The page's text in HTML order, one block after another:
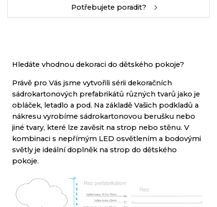
Potřebujete poradit?
Hledáte vhodnou dekoraci do dětského pokoje?
Právě pro Vás jsme vytvořili sérii dekoračních
sádrokartonových prefabrikátů různých tvarů jako je
obláček, letadlo a pod. Na základě Vašich podkladů a
nákresu vyrobíme sádrokartonovou berušku nebo
jiné tvary, které lze zavěsit na strop nebo stěnu. V
kombinaci s nepřímým LED osvětlením a bodovými
světly je ideální doplněk na strop do dětského
pokoje.